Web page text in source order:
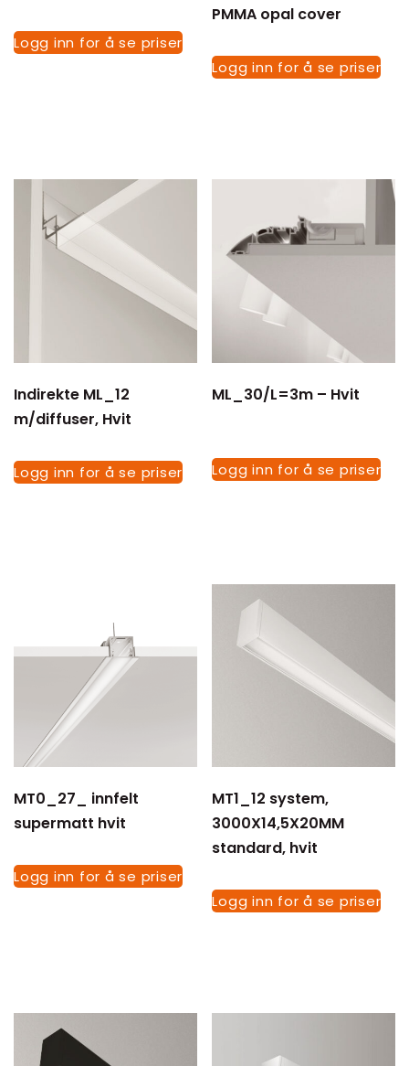
Logg inn for å se priser
PMMA opal cover
Logg inn for å se priser
Indirekte ML_12
m/diffuser, Hvit
Logg inn for å se priser
ML_30/L=3m – Hvit
Logg inn for å se priser
MT0_27_ innfelt
supermatt hvit
Logg inn for å se priser
MT1_12 system,
3000X14,5X20MM
standard, hvit
Logg inn for å se priser